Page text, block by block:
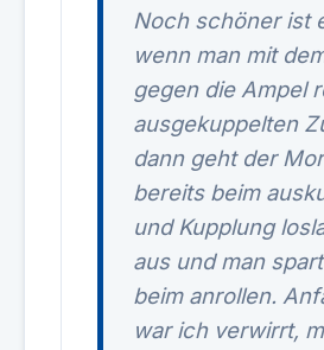
Noch schöner ist
wenn man mit
gegen die Ampel
ausgekuppelten
dann geht der
bereits beim
und Kupplung
aus und man
beim anrollen.
war ich verwirrt,